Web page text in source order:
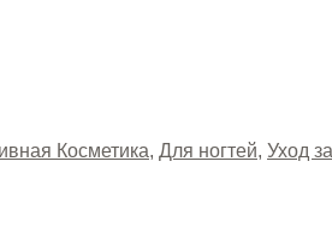
Косметика, Для ногтей, Уход